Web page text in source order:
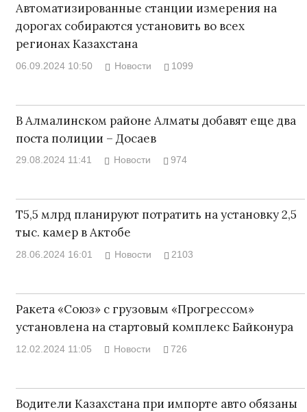
Автоматизированные станции измерения на
дорогах собираются установить во всех
регионах Казахстана
06.09.2024 10:50 Новости 1099
В Алмалинском районе Алматы добавят еще два
поста полиции – Досаев
29.08.2024 11:41 Новости 974
Т5,5 млрд планируют потратить на установку 2,5
тыс. камер в Актобе
28.06.2024 16:01 Новости 2103
Ракета «Союз» с грузовым «Прогрессом»
установлена на стартовый комплекс Байконура
12.02.2024 11:05 Новости 726
Водители Казахстана при импорте авто обязаны